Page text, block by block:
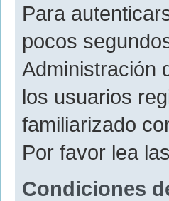
Para
pocos
Administración
los usuarios
familiarizado
Por favor lea
Condiciones